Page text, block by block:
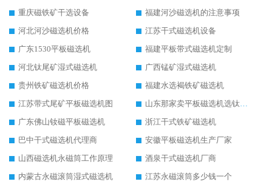
重庆磁铁矿干选设备
福建河沙磁选机的注意事项
河北河沙磁选机价格
江苏干式磁选机设备
广东1530平板磁选机
福建平板带式磁选机定制
河北钛尾矿湿式磁选机
广西锰矿湿式磁选机
贵州铁矿磁选机价格
福建水选褐铁矿磁选机
江苏带式尾矿平板磁选机图
山东那家卖平板磁选机选钛矿用
广东佛山钕磁平板磁选机
浙江干式铁矿磁选机
巴中干式磁选机代理商
安徽平板磁选机生产厂家
山西磁选机永磁筒工作原理
酒泉干式磁选机厂商
内蒙古永磁滚筒湿式磁选机
江苏永磁滚筒多少钱一个